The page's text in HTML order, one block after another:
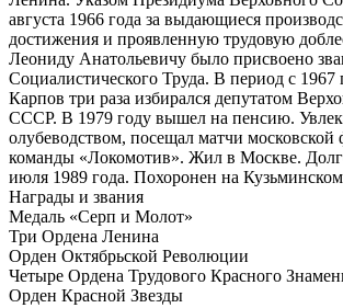
августа 1966 года за выдающиеся
достижения и проявленную трудовую
Леониду Анатольевичу было присвоено
Социалистического Труда. В период с 1967
Карпов три раза избирался депутатом
СССР. В 1979 году вышел на пенсию.
олубеводством, посещал матчи московской
команды «Локомотив». Жил в Москве.
июля 1989 года. Похоронен на
Награды и звания
Медаль «Серп и Молот»
Три Ордена Ленина
Орден Октябрьской Революции
Четыре Ордена Трудового Красного
Орден Красной Звезды